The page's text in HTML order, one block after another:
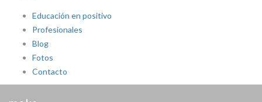
Educación en positivo
Profesionales
Blog
Fotos
Contacto